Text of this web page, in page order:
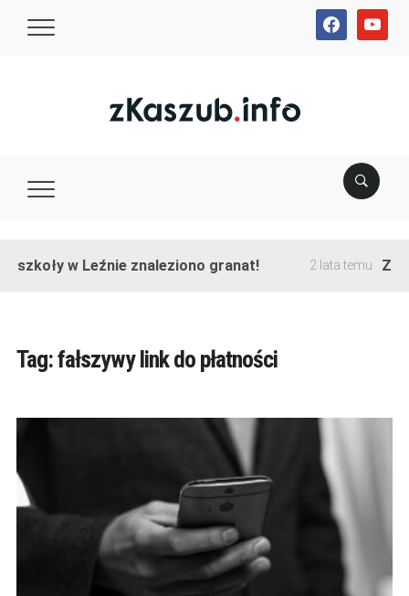
facebookyoutube
szkoły w Leźnie znaleziono granat! 2 lata temu
Tag:fałszywy link do płatności